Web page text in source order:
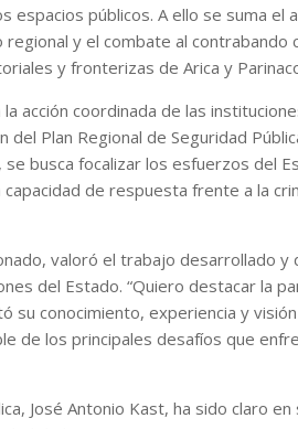
espacios públicos. A ello se suma el
y el combate al contrabando
y fronterizas de Arica y
acción coordinada de las
Plan Regional de Seguridad
se busca focalizar los esfuerzos del
de respuesta frente a la
valoró el trabajo desarrollado
del Estado. “Quiero destacar la
su conocimiento, experiencia y
de los principales desafíos que
José Antonio Kast, ha sido claro